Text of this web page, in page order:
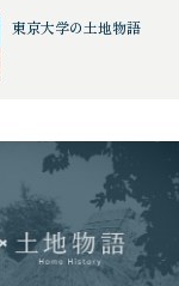
東京大学の土地物語